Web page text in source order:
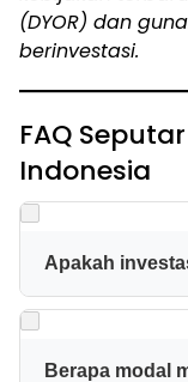
(DYOR) dan
berinvestasi.
FAQ
Indonesia
Apakah
Ya, investasi
Bappebti). Saat ini
Berapa modal